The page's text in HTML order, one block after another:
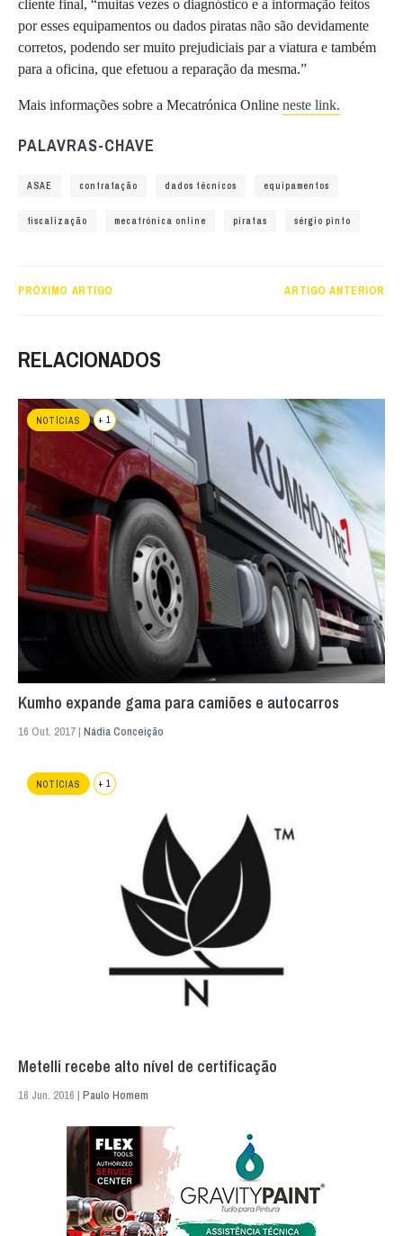
cliente final, “muitas vezes o diagnóstico e a informação feitos
por esses equipamentos ou dados piratas não são devidamente
corretos, podendo ser muito prejudiciais par a viatura e também
para a oficina, que efetuou a reparação da mesma.”
Mais informações sobre a Mecatrónica Online neste link.
PALAVRAS-CHAVE
ASAE contrafação dados técnicos equipamentos
fiscalização mecatrónica online piratas sérgio pinto
PRÓXIMO ARTIGO ARTIGO ANTERIOR
RELACIONADOS
NOTÍCIAS + 1
Kumho expande gama para camiões e autocarros
16 Out. 2017 | Nádia Conceição
NOTÍCIAS + 1
Metelli recebe alto nível de certificação
16 Jun. 2016 | Paulo Homem